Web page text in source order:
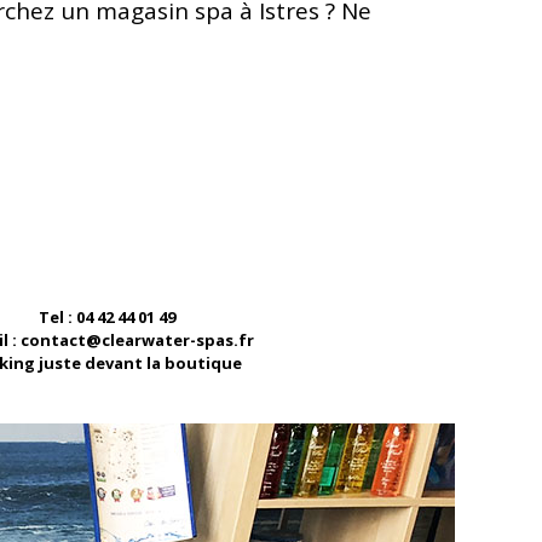
un magasin spa à Istres ? Ne
Tel : 04 42 44 01 49
: contact@clearwater-spas.fr
juste devant la boutique